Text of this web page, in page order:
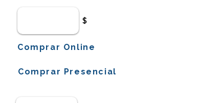
$
Comprar Online
Comprar Presencial